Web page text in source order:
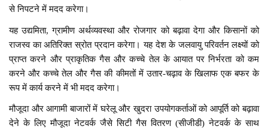
से निपटने में मदद करेगा।
यह उद्यमिता, ग्रामीण अर्थव्यवस्था और रोजगार को बढ़ावा देगा और किसानों को
राजस्व का अतिरिक्त स्रोत प्रदान करेगा। यह देश के जलवायु परिवर्तन लक्ष्यों को
प्राप्त करने और प्राकृतिक गैस और कच्चे तेल के आयात पर निर्भरता को कम
करने और कच्चे तेल और गैस की कीमतों में उतार-चढ़ाव के खिलाफ एक बफर के
रूप में कार्य करने में भी मदद करेगा।
मौजूदा और आगामी बाजारों में घरेलू और खुदरा उपयोगकर्ताओं को आपूर्ति को बढ़ावा
देने के लिए मौजूदा नेटवर्क जैसे सिटी गैस वितरण (सीजीडी) नेटवर्क के साथ